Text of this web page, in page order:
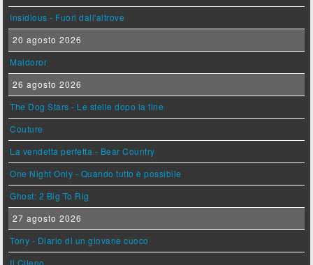
Insidious - Fuori dall'altrove
20 agosto 2026
Maldoror
26 agosto 2026
The Dog Stars - Le stelle dopo la fine
Couture
La vendetta perfetta - Bear Country
One Night Only - Quando tutto è possibile
Ghost: 2 Big To Rig
27 agosto 2026
Tony - Diario di un giovane cuoco